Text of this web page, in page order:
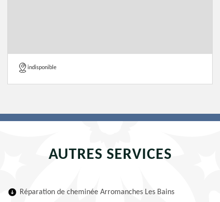
indisponible
AUTRES SERVICES
Réparation de cheminée Arromanches Les Bains